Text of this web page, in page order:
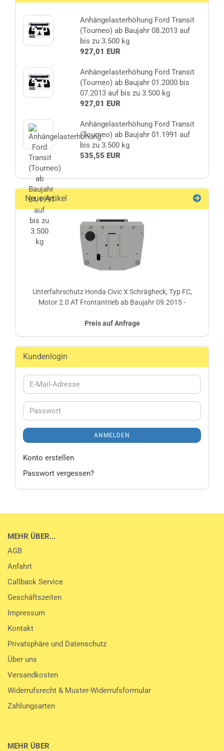
Anhängelasterhöhung Ford Transit
(Tourneo) ab Baujahr 08.2013 auf
bis zu 3.500 kg
927,01 EUR
Anhängelasterhöhung Ford Transit
(Tourneo) ab Baujahr 01.2000 bis
07.2013 auf bis zu 3.500 kg
927,01 EUR
Anhängelasterhöhung Ford Transit
(Tourneo) ab Baujahr 01.1991 auf
bis zu 3.500 kg
535,55 EUR
Neue Artikel
Unterfahrschutz Honda Civic X Schrägheck, Typ FC,
Motor 2.0 AT Frontantrieb ab Baujahr 09.2015 -
Preis auf Anfrage
Kundenlogin
E-
Mail-
Passwort
ANMELDEN
Konto erstellen
Passwort vergessen?
MEHR ÜBER...
AGB
Anfahrt
Callback Service
Geschäftszeiten
Impressum
Kontakt
Privatsphäre und Datenschutz
Über uns
Versandkosten
Widerrufsrecht & Muster-Widerrufsformular
Zahlungsarten
MEHR ÜBER